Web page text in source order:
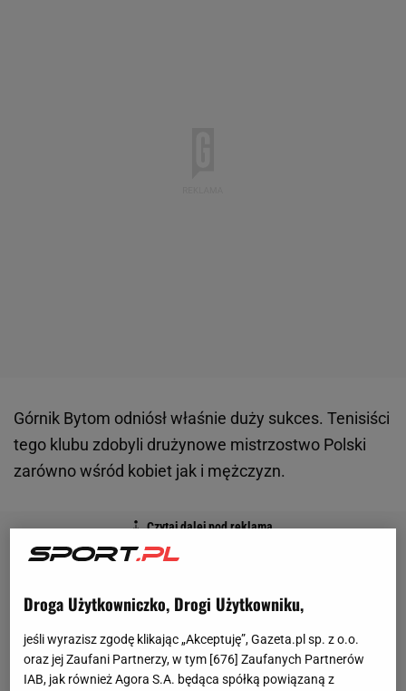
Górnik Bytom odniósł właśnie duży sukces. Tenisiści
tego klubu zdobyli drużynowe mistrzostwo Polski
zarówno wśród kobiet jak i mężczyzn.
Droga Użytkowniczko, Drogi Użytkowniku,
jeśli wyrazisz zgodę klikając „Akceptuję”, Gazeta.pl sp. z o.o.
oraz jej Zaufani Partnerzy, w tym [676] Zaufanych Partnerów
IAB, jak również Agora S.A. będąca spółką powiązaną z